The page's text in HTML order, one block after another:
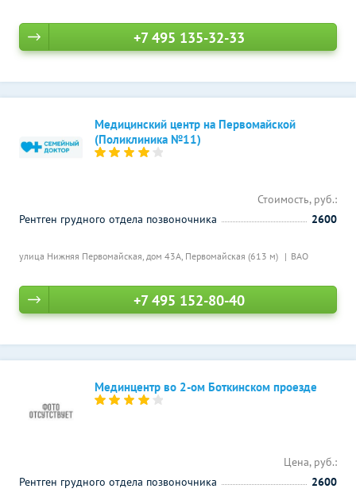
+7 495 135-32-33
Медицинский центр на Первомайской
(Поликлиника №11)
улица Нижняя Первомайская, дом 43А, Первомайская (613 м) ВАО
Стоимость, руб.:
Рентген грудного отдела позвоночника
2600
+7 495 152-80-40
Мединцентр во 2-ом Боткинском проезде
Цена, руб.:
Рентген грудного отдела позвоночника
2600